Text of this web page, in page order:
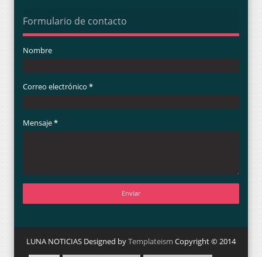
Formulario de contacto
Nombre
Correo electrónico *
Mensaje*
LUNA NOTICIAS Designed byTemplateism Copyright © 2014